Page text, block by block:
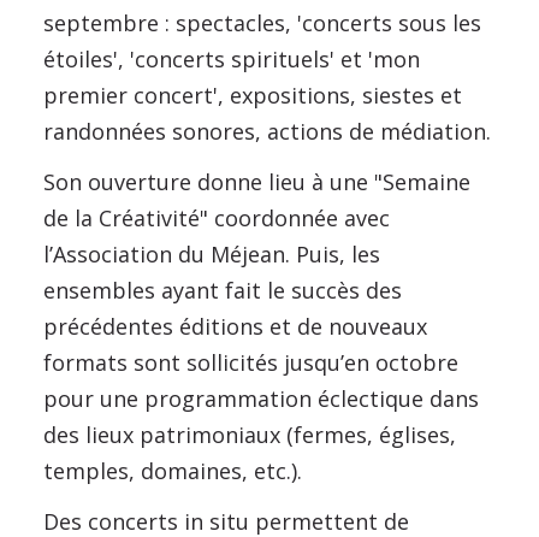
septembre : spectacles, 'concerts sous les
étoiles', 'concerts spirituels' et 'mon
premier concert', expositions, siestes et
randonnées sonores, actions de médiation.
Son ouverture donne lieu à une "Semaine
de la Créativité" coordonnée avec
l’Association du Méjean. Puis, les
ensembles ayant fait le succès des
précédentes éditions et de nouveaux
formats sont sollicités jusqu’en octobre
pour une programmation éclectique dans
des lieux patrimoniaux (fermes, églises,
temples, domaines, etc.).
Des concerts in situ permettent de